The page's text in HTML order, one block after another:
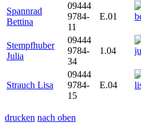
Spannrad
Bettina
09444
9784-
11
E.01
Stempfhuber
Julia
09444
9784-
34
1.04
Strauch Lisa
09444
9784-
15
E.04
drucken nach oben